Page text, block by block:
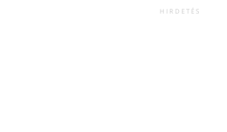
HIRDETÉS